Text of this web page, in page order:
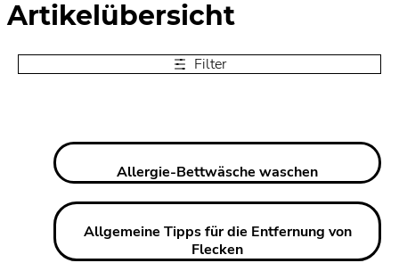
Artikelübersicht
Filter
Allergie-Bettwäsche waschen
Allgemeine Tipps für die Entfernung von
Flecken